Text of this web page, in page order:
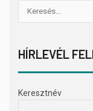
HÍRLEVÉL
Keresztnév